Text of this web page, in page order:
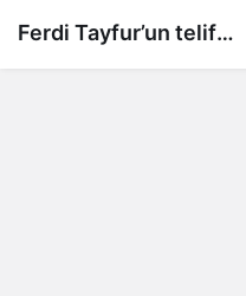
Ferdi Tayfur’un telif